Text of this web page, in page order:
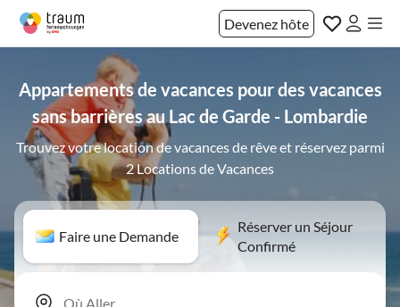
Devenez hôte
Appartements de vacances pour des vacances
sans barrières au Lac de Garde - Lombardie
Trouvez votre location de vacances de rêve et réservez parmi
2 Locations de Vacances
Faire une Demande
Réserver un Séjour
Confirmé